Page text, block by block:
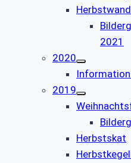
2021
2020
2019
Herbstskat